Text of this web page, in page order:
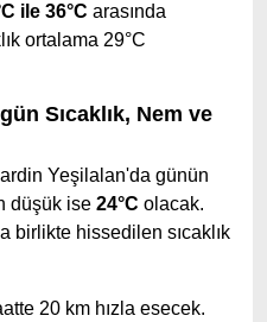
ile 36°C arasında
ortalama 29°C
Sıcaklık, Nem ve
Yeşilalan'da günün
düşük ise 24°C olacak.
birlikte hissedilen sıcaklık
20 km hızla esecek.